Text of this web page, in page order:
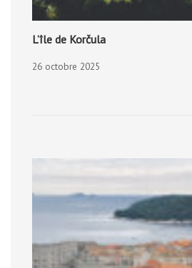
L’île de Korčula
26 octobre 2025